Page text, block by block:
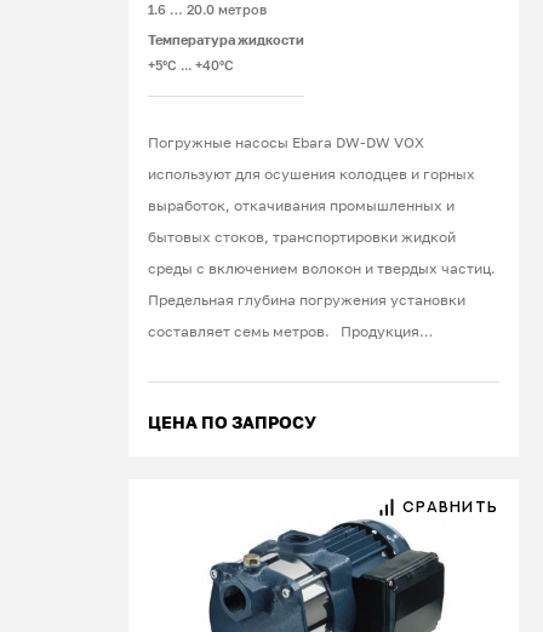
1.6 … 20.0 метров
Температура жидкости
+5°С ... +40°С
Погружные насосы Ebara DW-DW VOX
используют для осушения колодцев и горных
выработок, откачивания промышленных и
бытовых стоков, транспортировки жидкой
среды с включением волокон и твердых частиц.
Предельная глубина погружения установки
составляет семь метров. Продукция
качествами. Производитель использует
продолжительный срок эксплуатации агрегата.
ЦЕНА ПО ЗАПРОСУ
СРАВНИТЬ